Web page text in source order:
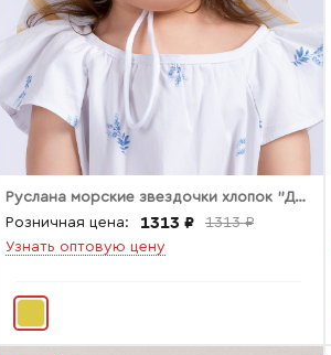
Руслана морские звездочки хлопок "Диагональ"
Розничная цена:
1313 ₽
1313 ₽
Узнать оптовую цену